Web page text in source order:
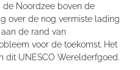
de Noordzee boven de
over de nog vermiste lading
de rand van
voor de toekomst. Het
dit UNESCO Werelderfgoed.